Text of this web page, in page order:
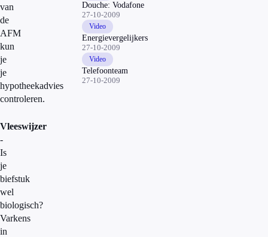
van
de
AFM
kun
je
je
hypotheekadvies
controleren.
Vleeswijzer
-
Is
je
biefstuk
wel
biologisch?
Varkens
in
Douche: Vodafone
27-10-2009
Video
Energievergelijkers
27-10-2009
Video
Telefoonteam
27-10-2009